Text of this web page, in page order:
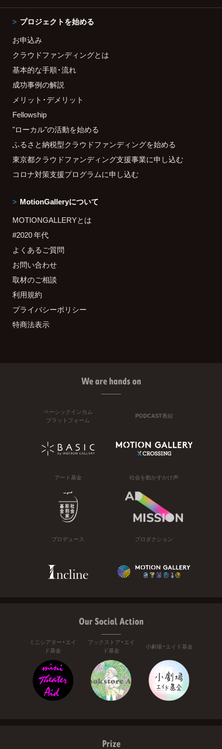
プロジェクトを始める
お申込み
クラウドファンディングとは
基本的な手順・流れ
成功事例の解説
メリット・デメリット
Fellowship
"ローカル"の活動を始める
ふるさと納税型クラウドファンディングを始める
東京都クラウドファンディング支援事業に申し込む
コロナ対策支援プログラムに申し込む
MotionGalleryについて
MOTIONGALLERYとは
#2020 年代
よくあるご質問
お問い合わせ
取材のご相談
利用規約
プライバシーポリシー
特商法表示
We are hands on
ベーシックインカム
プラットフォーム
PODCAST番組
アート基金 社会を動かすかけ声
プロデュース プロダクション
Our Social Action
ミニシアター・エイ
ド基金
ブックストア・エイ
ド基金
小劇場・エイド基金
Prize